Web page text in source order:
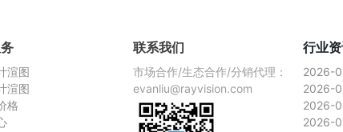
渲图
渲图
格
联系我们
市场合作/生态合作/分销代理：
evanliu@rayvision.com
行业
2026-
2026-
2026-
2026-